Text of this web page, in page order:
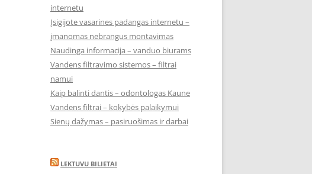
internetu
Įsigijote vasarines padangas internetu –
įmanomas nebrangus montavimas
Naudinga informacija – vanduo biurams
Vandens filtravimo sistemos – filtrai
namui
Kaip balinti dantis – odontologas Kaune
Vandens filtrai – kokybės palaikymui
Sienų dažymas – pasiruošimas ir darbai
LEKTUVU BILIETAI